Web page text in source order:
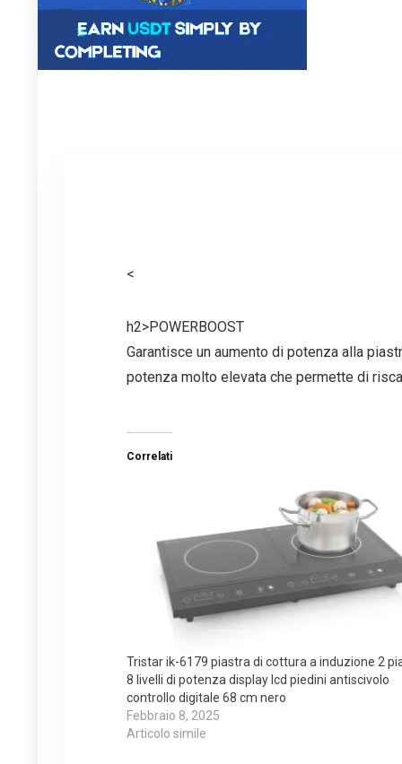
<
h2>POWERBOOST
Garantisce un aumento di potenza alla
potenza molto elevata che permette di
Correlati
Tristar ik-6179 piastra di cottura a induzione 2
8 livelli di potenza display lcd piedini antiscivolo
controllo digitale 68 cm nero
Febbraio 8, 2025
Articolo simile